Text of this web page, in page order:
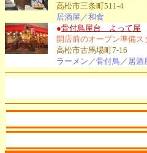
高松市三条町511-4
居酒屋／和食
●骨付鳥屋台 よって屋
開店前のオープン準備
高松市古馬場町7-16
ラーメン／骨付鳥／居酒